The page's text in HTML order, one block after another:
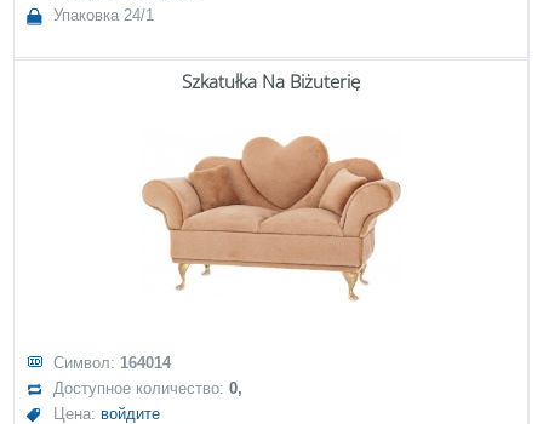
Упаковка 24/1
Szkatułka Na Biżuterię
Символ: 164014
Доступное количество:0,
Цена: войдите